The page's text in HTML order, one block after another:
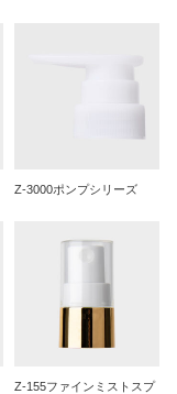
Z-3000ポンプシリーズ
Z-155ファインミストスプ